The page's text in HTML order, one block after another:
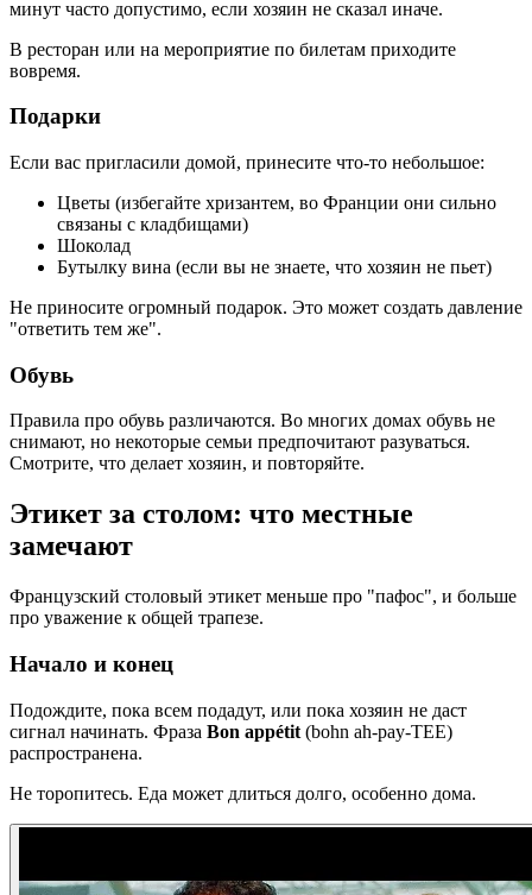
минут часто допустимо, если хозяин не сказал иначе.
В ресторан или на мероприятие по билетам приходите
вовремя.
Подарки
Если вас пригласили домой, принесите что-то небольшое:
Цветы (избегайте хризантем, во Франции они сильно
связаны с кладбищами)
Шоколад
Бутылку вина (если вы не знаете, что хозяин не пьет)
Не приносите огромный подарок. Это может создать давление
"ответить тем же".
Обувь
Правила про обувь различаются. Во многих домах обувь не
снимают, но некоторые семьи предпочитают разуваться.
Смотрите, что делает хозяин, и повторяйте.
Этикет за столом: что местные
замечают
Французский столовый этикет меньше про "пафос", и больше
про уважение к общей трапезе.
Начало и конец
Подождите, пока всем подадут, или пока хозяин не даст
сигнал начинать. Фраза Bon appétit (bohn ah-pay-TEE)
распространена.
Не торопитесь. Еда может длиться долго, особенно дома.